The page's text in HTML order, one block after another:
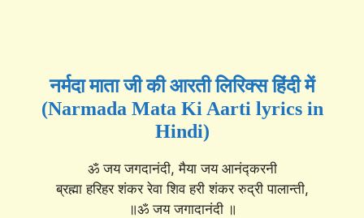
नर्मदा माता जी की आरती लिरिक्स हिंदी में
(Narmada Mata Ki Aarti lyrics in
Hindi)
ॐ जय जगदानंदी, मैया जय आनंद्करनी
ब्रह्मा हरिहर शंकर रेवा शिव हरी शंकर रुद्री पालान्ती,
॥ॐ जय जगादानंदी ॥